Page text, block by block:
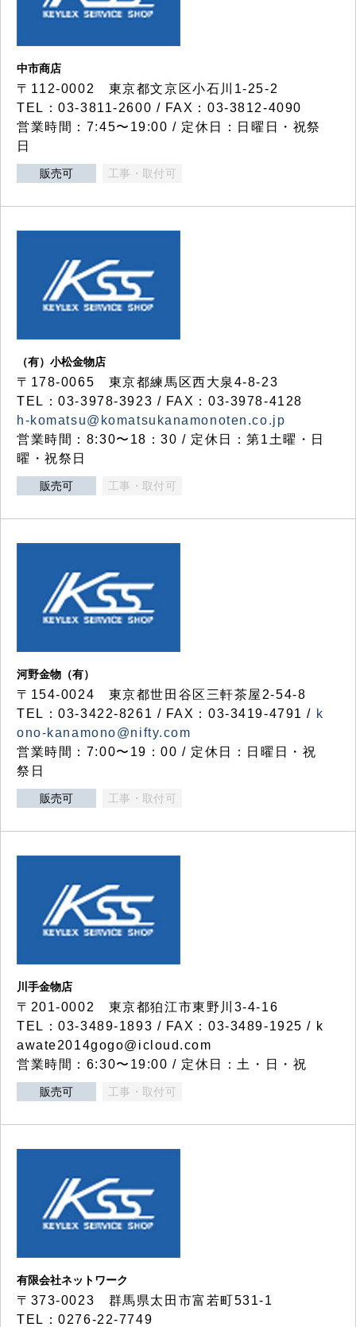
中市商店
〒112-0002 東京都文京区小石川1-25-2
TEL：03-3811-2600 / FAX：03-3812-4090
営業時間：7:45〜19:00 / 定休日：日曜日・祝祭
日
販売可 工事・取付可
（有）小松金物店
〒178-0065 東京都練馬区西大泉4-8-23
TEL：03-3978-3923 / FAX：03-3978-4128
h-komatsu@komatsukanamonoten.co.jp
営業時間：8:30〜18：30 / 定休日：第1土曜・日
曜・祝祭日
販売可 工事・取付可
河野金物（有）
〒154-0024 東京都世田谷区三軒茶屋2-54-8
TEL：03-3422-8261 / FAX：03-3419-4791 / k
ono-kanamono@nifty.com
営業時間：7:00〜19：00 / 定休日：日曜日・祝
祭日
販売可 工事・取付可
川手金物店
〒201-0002 東京都狛江市東野川3-4-16
TEL：03-3489-1893 / FAX：03-3489-1925 / k
awate2014gogo@icloud.com
営業時間：6:30〜19:00 / 定休日：土・日・祝
販売可 工事・取付可
有限会社ネットワーク
〒373-0023 群馬県太田市富若町531-1
TEL：0276-22-7749